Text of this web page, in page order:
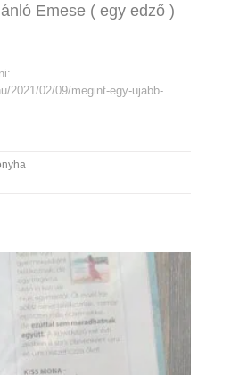
Emese ( egy edző )
2021/02/09/megint-egy-ujabb-